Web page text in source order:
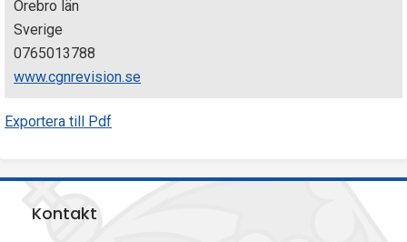
i
o
n
n
Örebro län
Sverige
0765013788
www.cgnrevision.se
Exportera till Pdf
Kontakt